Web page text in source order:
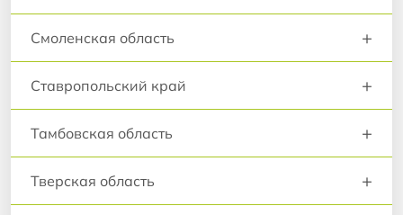
Смоленская область +
Ставропольский край +
Тамбовская область +
Тверская область +